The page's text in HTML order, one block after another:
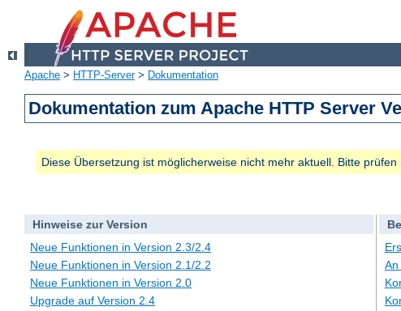
Apache > HTTP-Server> Dokumentation
Dokumentation zum Apache HTTP Server
Diese Übersetzung ist möglicherweise nicht mehr aktuell. Bitte
Hinweise zur Version
Neue Funktionen in Version 2.3/2.4
Neue Funktionen in Version 2.1/2.2
Neue Funktionen in Version 2.0
Upgrade auf Version 2.4
An